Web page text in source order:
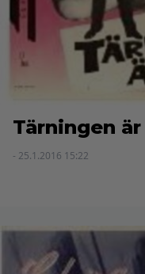
Tärningen
- 25.1.2016 15:22